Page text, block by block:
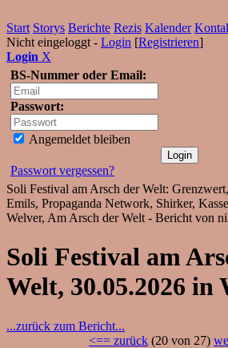
Start Storys Berichte Rezis Kalender
Nicht eingeloggt - Login [Registrieren]
Login X
BS-Nummer oder Email:
Passwort:
Angemeldet bleiben
Passwort vergessen?
Soli Festival am Arsch der Welt:
Emils, Propaganda Network, Shirker,
Welver, Am Arsch der Welt - Bericht von
Soli Festival am
Welt, 30.05.2026 in
...zurück zum Bericht...
<== zurück (20 von 27)